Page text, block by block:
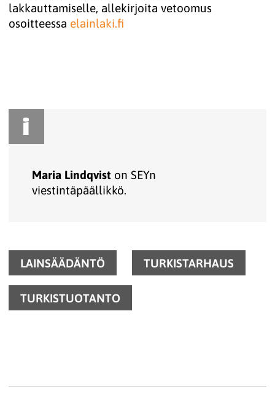
lakkauttamiselle, allekirjoita vetoomus
osoitteessa elainlaki.fi
i
Maria Lindqvist on SEYn
viestintäpäällikkö.
LAINSÄÄDÄNTÖ TURKISTARHAUS
TURKISTUOTANTO